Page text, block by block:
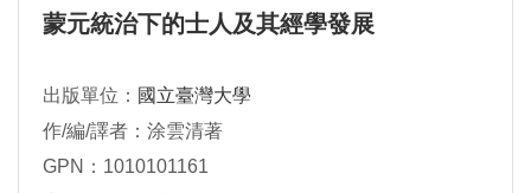
蒙元統治下的士人及其經學發展
出版單位： 國立臺灣大學
作/編/譯者：涂雲清著
GPN：1010101161